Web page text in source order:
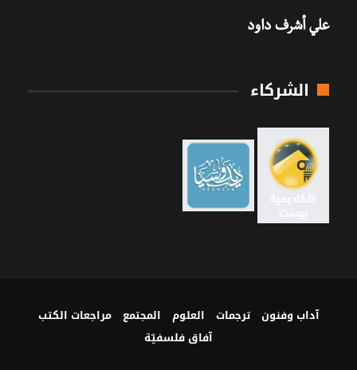
علي أشرف داود
الشركاء
آداب وفنون ترجمات العلوم المجتمع
مراجعات الكتب
آفاق فلسفيّة‎